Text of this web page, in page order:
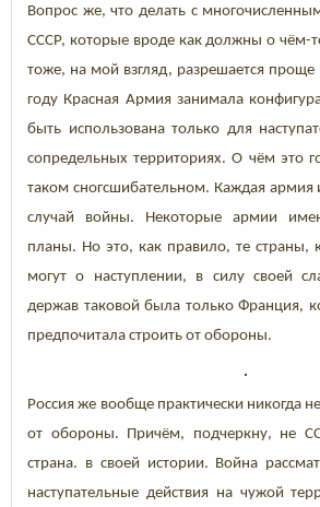
Вопрос же, что делать с
СССР, которые вроде как должны о чём-
тоже, на мой взгляд, разрешается проще
году Красная Армия занимала
быть использована только для
сопредельных территориях. О чём это
таком сногсшибательном. Каждая армия
случай войны. Некоторые армии
планы. Но это, как правило, те страны,
могут о наступлении, в силу своей
держав таковой была только Франция,
предпочитала строить от обороны.
Россия же вообще практически никогда
от обороны. Причём, подчеркну, не
страна. в своей истории. Война
наступательные действия на чужой